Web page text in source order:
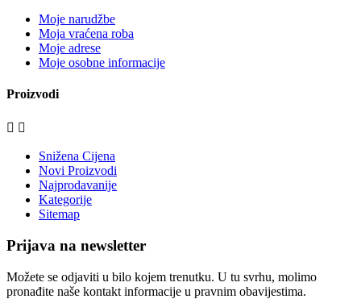
Moje narudžbe
Moja vraćena roba
Moje adrese
Moje osobne informacije
Proizvodi
 
Snižena Cijena
Novi Proizvodi
Najprodavanije
Kategorije
Sitemap
Prijava na newsletter
Možete se odjaviti u bilo kojem trenutku. U tu svrhu, molimo
pronađite naše kontakt informacije u pravnim obavijestima.